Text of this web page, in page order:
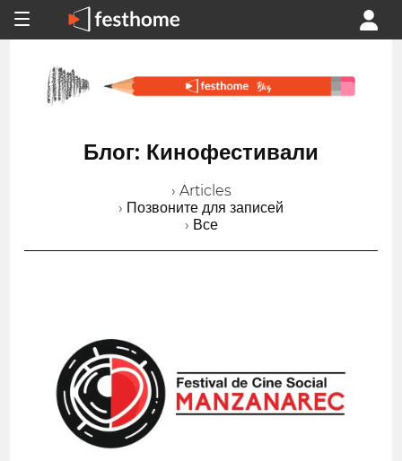
Блог: Кинофестивали
› Articles
› Позвоните для записей
› Все